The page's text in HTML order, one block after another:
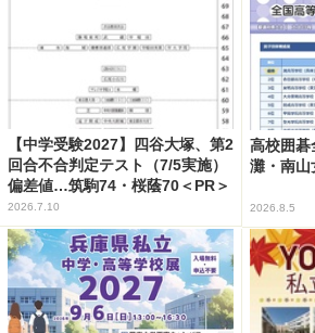
【中学受験2027】四谷大塚、第2
回合不合判定テスト（7/5実施）
偏差値…筑駒74・桜蔭70＜PR＞
2026.7.10
高校囲碁
灘・南山
2026.8.5